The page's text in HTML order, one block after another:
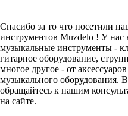
Спасибо за то что посетили
инструментов Muzdelo ! У
музыкальные инструменты -
гитарное оборудование,
многое другое - от
музыкального оборудования.
обращайтесь к нашим
на сайте.